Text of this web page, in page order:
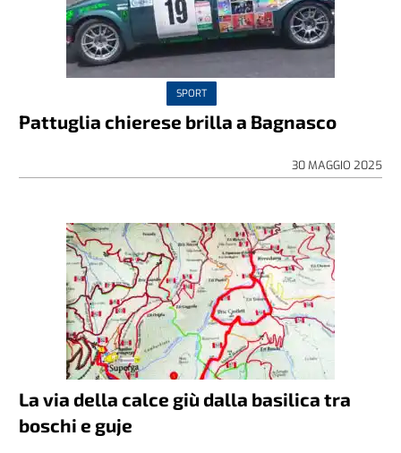
SPORT
Pattuglia chierese brilla a Bagnasco
30 MAGGIO 2025
La via della calce giù dalla basilica tra
boschi e guje